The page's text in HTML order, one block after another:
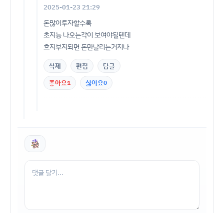
2025-01-23 21:29
돈많이투자할수록
초지능 나오는각이 보여야될텐데
흐지부지되면 돈만날리는거지나
삭제 편집
답글
좋아요1 싫어요0